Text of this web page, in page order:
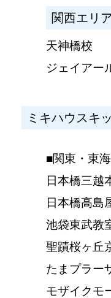
関西エリ
天神橋校
ジェイアー
ミキハウスキ
■関東・東
日本橋三越
日本橋高島
池袋東武教
聖蹟桜ヶ丘
たまプラー
モザイクモ